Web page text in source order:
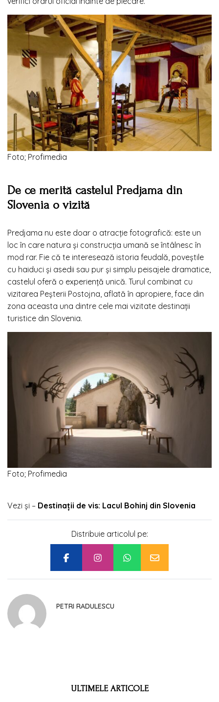
Foto; Profimedia
De ce merită castelul Predjama din
Slovenia o vizită
Predjama nu este doar o atracție fotografică: este un
loc în care natura și construcția umană se întâlnesc în
mod rar. Fie că te interesează istoria feudală, poveștile
cu haiduci şi asedii sau pur și simplu peisajele dramatice,
castelul oferă o experiență unică. Turul combinat cu
vizitarea Peșterii Postojna, aflată în apropiere, face din
zona aceasta una dintre cele mai vizitate destinații
turistice din Slovenia.
Foto; Profimedia
Vezi și – Destinații de vis: Lacul Bohinj din Slovenia
Distribuie articolul pe:
PETRI RADULESCU
ULTIMELE ARTICOLE